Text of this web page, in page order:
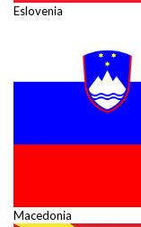
Eslovenia
Macedonia